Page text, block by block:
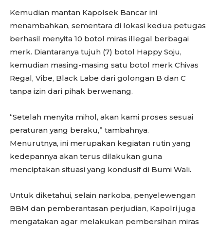
Kemudian mantan Kapolsek Bancar ini
menambahkan, sementara di lokasi kedua petugas
berhasil menyita 10 botol miras illegal berbagai
merk. Diantaranya tujuh (7) botol Happy Soju,
kemudian masing-masing satu botol merk Chivas
Regal, Vibe, Black Labe dari golongan B dan C
tanpa izin dari pihak berwenang.
“Setelah menyita mihol, akan kami proses sesuai
peraturan yang beraku,” tambahnya.
Menurutnya, ini merupakan kegiatan rutin yang
kedepannya akan terus dilakukan guna
menciptakan situasi yang kondusif di Bumi Wali.
Untuk diketahui, selain narkoba, penyelewengan
BBM dan pemberantasan perjudian, Kapolri juga
mengatakan agar melakukan pembersihan miras